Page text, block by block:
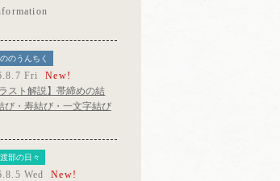
のうんちく
FriNew!
ラスト解説】帯締めの結
び・寿結び・一文字結び
部の日々
WedNew!